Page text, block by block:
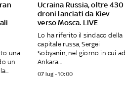
una
un
Ucraina Russia, oltre 430
droni lanciati da Kiev
verso Mosca. LIVE
Lo ha riferito il sindaco della
capitale russa, Sergei
Sobyanin, nel giorno in cui ad
Ankara...
07 lug - 10:00